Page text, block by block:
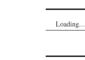
Loading...